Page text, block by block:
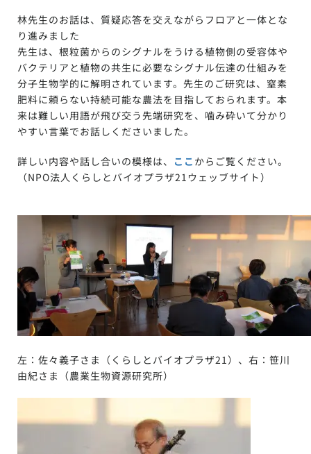
林先生のお話は、質疑応答を交えながらフロアと一体とな
り進みました
先生は、根粒菌からのシグナルをうける植物側の受容体や
バクテリアと植物の共生に必要なシグナル伝達の仕組みを
分子生物学的に解明されています。先生のご研究は、窒素
肥料に頼らない持続可能な農法を目指しておられます。本
来は難しい用語が飛び交う先端研究を、噛み砕いて分かり
やすい言葉でお話しくださいました。
詳しい内容や話し合いの模様は、 ここ からご覧ください。
（NPO法人くらしとバイオプラザ21ウェッブサイト）
左：佐々義子さま（くらしとバイオプラザ21）、右：笹川
由紀さま（農業生物資源研究所）